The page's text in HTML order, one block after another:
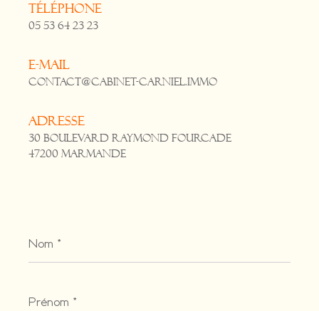
Téléphone
05 53 64 23 23
E-mail
contact@cabinet-carniel.immo
Adresse
30 Boulevard Raymond Fourcade
47200 Marmande
*
*